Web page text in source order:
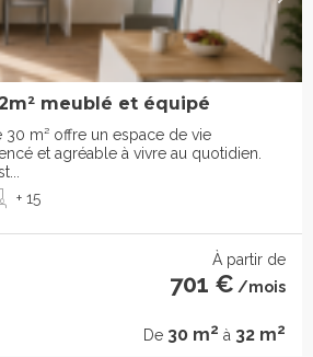
meublé et équipé
30 m² offre un espace de vie
et agréable à vivre au quotidien.
+ 15
À partir de
701 € /mois
De 30 m2 à 32 m2